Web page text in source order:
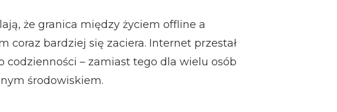
że granica między życiem offline a
coraz bardziej się zaciera. Internet przestał
codzienności – zamiast tego dla wielu osób
środowiskiem.